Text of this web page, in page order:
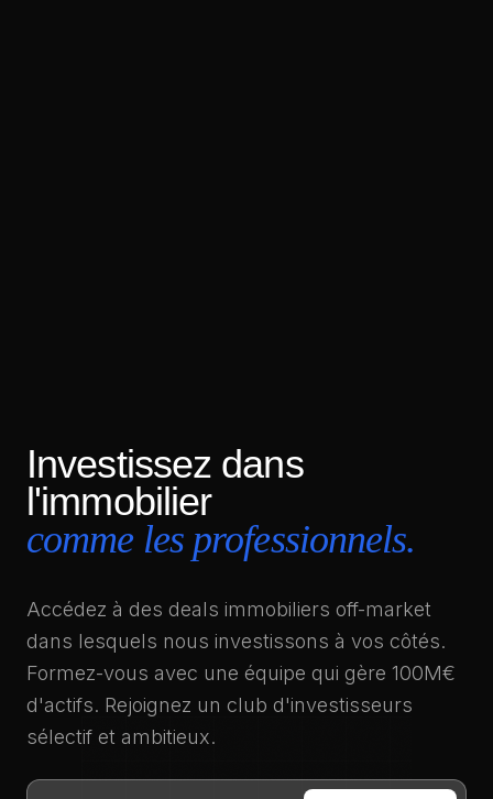
Investissez dans
l'immobilier
comme les professionnels.
Accédez à des deals immobiliers off-market
dans lesquels nous investissons à vos côtés.
Formez-vous avec une équipe qui gère 100M€
d'actifs. Rejoignez un club d'investisseurs
sélectif et ambitieux.